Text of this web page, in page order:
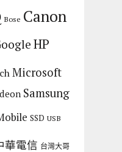
Bose Canon
HP
Microsoft
Samsung
SSD USB
華電信 台灣大哥